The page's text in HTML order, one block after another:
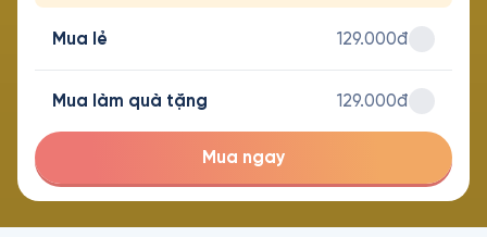
Mua lẻ 129.000đ
Mua làm quà tặng 129.000đ
Mua ngay